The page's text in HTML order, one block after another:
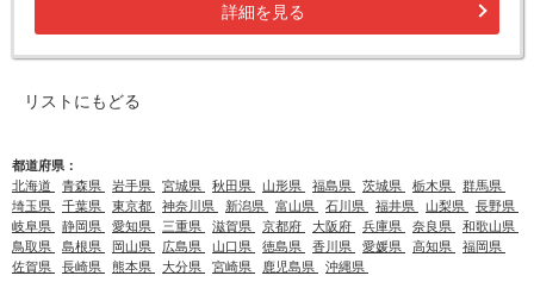
詳細を見る
リストにもどる
都道府県：
北海道
青森県 岩手県 宮城県 秋田県 山形県 福島県 茨城県 栃木県
群馬県
埼玉県
千葉県 東京都 神奈川県 新潟県 富山県 石川県 福井県 山梨県
長野県
岐阜県
静岡県 愛知県 三重県 滋賀県 京都府 大阪府 兵庫県 奈良県
和歌山県
鳥取県
島根県 岡山県 広島県 山口県 徳島県 香川県 愛媛県 高知県
福岡県
佐賀県
長崎県 熊本県 大分県 宮崎県 鹿児島県 沖縄県